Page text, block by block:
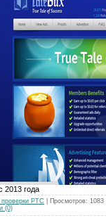
2013 года
РТС | Просмотров:
(0)